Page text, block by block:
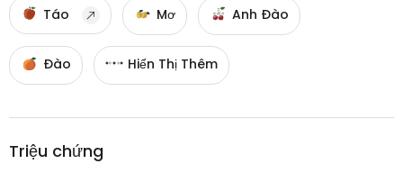
Táo Mơ Anh Đào
Đào Hiển Thị Thêm
Triệu chứng